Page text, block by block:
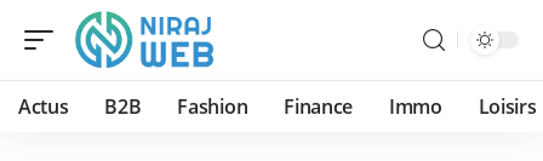
Actus B2B Fashion Finance Immo Loisirs